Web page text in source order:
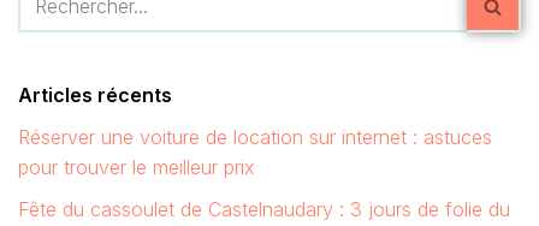
Articles récents
Réserver une voiture de location sur internet : astuces
pour trouver le meilleur prix
Fête du cassoulet de Castelnaudary : 3 jours de folie du